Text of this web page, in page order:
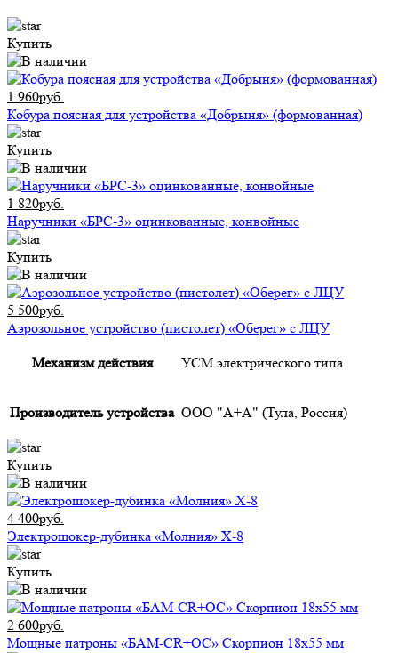
Купить
1 960руб.
Кобура поясная для устройства «Добрыня» (формованная)
Купить
1 820руб.
Наручники «БРС-3» оцинкованные, конвойные
Купить
5 500руб.
Аэрозольное устройство (пистолет) «Оберег» с ЛЦУ
Механизм действия УСМ электрического типа
Производитель устройства ООО "А+А" (Тула, Россия)
Купить
4 400руб.
Электрошокер-дубинка «Молния» Х-8
Купить
2 600руб.
Мощные патроны «БАМ-CR+ОС» Скорпион 18х55 мм